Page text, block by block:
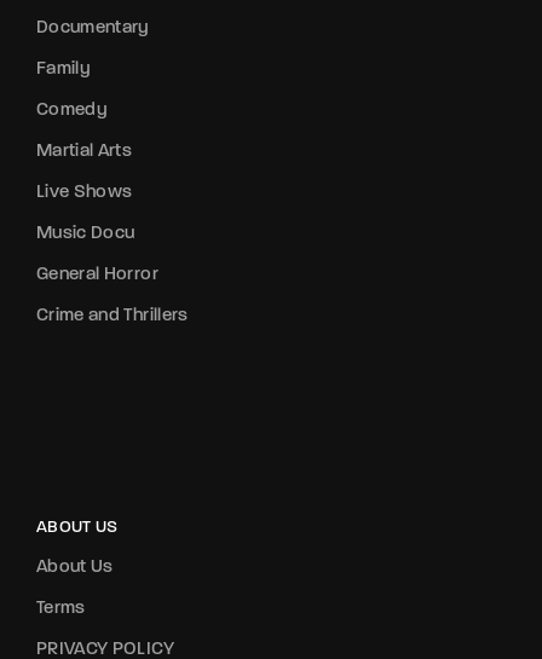
Documentary
Family
Comedy
Martial Arts
Live Shows
Music Docu
General Horror
Crime and Thrillers
ABOUT US
About Us
Terms
PRIVACY POLICY